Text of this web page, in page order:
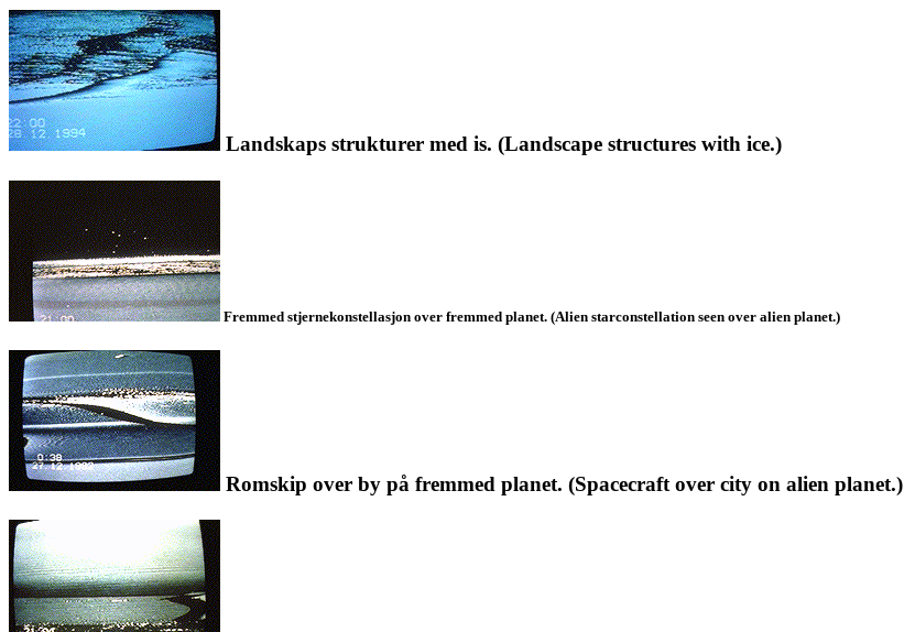
Landskaps strukturer med is. (Landscape structures with ice.)
Fremmed stjernekonstellasjon over fremmed planet. (Alien starconstellation seen over alien planet.)
Romskip over by på fremmed planet. (Spacecraft over city on alien planet.)